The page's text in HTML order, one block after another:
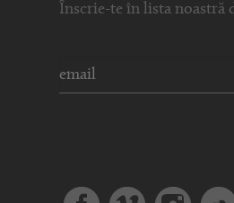
Înscrie-te în lista noastră